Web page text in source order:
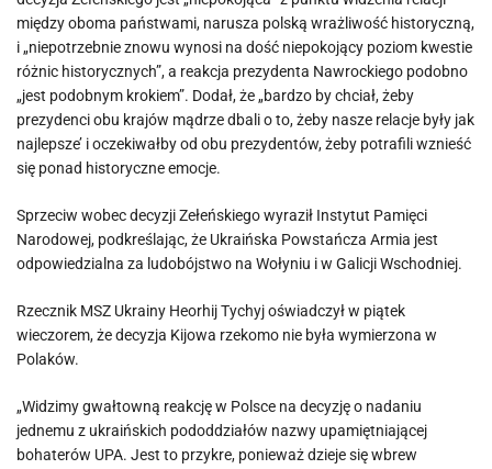
między oboma państwami, narusza polską wrażliwość historyczną,
i „niepotrzebnie znowu wynosi na dość niepokojący poziom kwestie
różnic historycznych”, a reakcja prezydenta Nawrockiego podobno
„jest podobnym krokiem”. Dodał, że „bardzo by chciał, żeby
prezydenci obu krajów mądrze dbali o to, żeby nasze relacje były jak
najlepsze’ i oczekiwałby od obu prezydentów, żeby potrafili wznieść
się ponad historyczne emocje.
Sprzeciw wobec decyzji Zełeńskiego wyraził Instytut Pamięci
Narodowej, podkreślając, że Ukraińska Powstańcza Armia jest
odpowiedzialna za ludobójstwo na Wołyniu i w Galicji Wschodniej.
Rzecznik MSZ Ukrainy Heorhij Tychyj oświadczył w piątek
wieczorem, że decyzja Kijowa rzekomo nie była wymierzona w
Polaków.
„Widzimy gwałtowną reakcję w Polsce na decyzję o nadaniu
jednemu z ukraińskich pododdziałów nazwy upamiętniającej
bohaterów UPA. Jest to przykre, ponieważ dzieje się wbrew